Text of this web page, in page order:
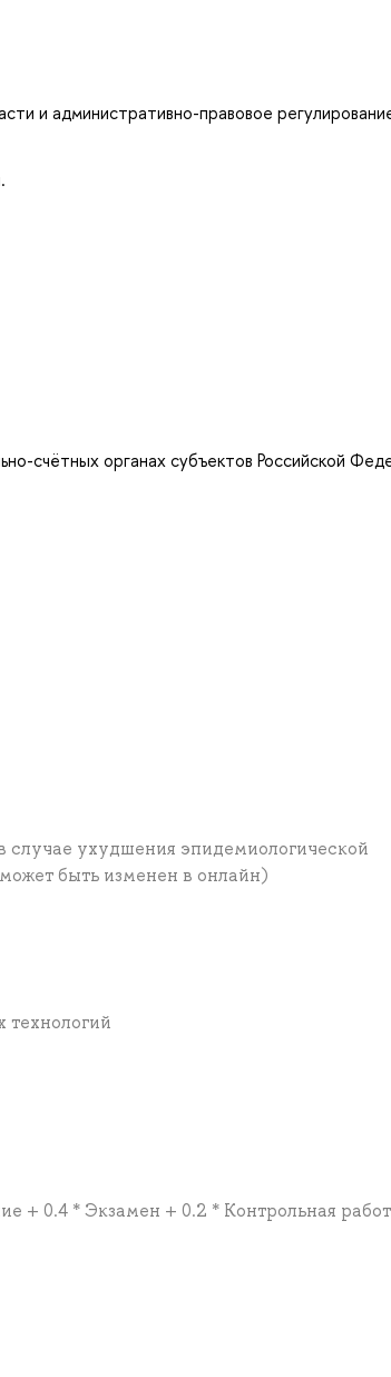
и административно-правовое
счётных органах субъектов Российской
случае ухудшения эпидемиологической
быть изменен в онлайн)
технологий
+ 0.4 * Экзамен + 0.2 * Контрольная